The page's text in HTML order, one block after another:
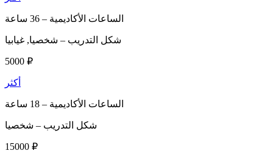
الساعات الأكاديمية –
شكل التدريب – شخصيا, غيابيا
5000 ₽
أكثر
الساعات الأكاديمية –
شكل التدريب – شخصيا
15000 ₽